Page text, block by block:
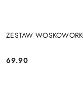
ZESTAW
Cena:
69.90